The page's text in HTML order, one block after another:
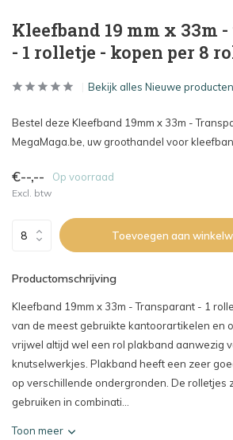
Kleefband 19 mm x 33m
- 1 rolletje - kopen per 8
Bekijk alles Nieuwe producten
Bestel deze Kleefband 19mm x 33m -
MegaMaga.be, uw groothandel voor
€--,-- Op voorraad
Excl. btw
Toevoegen aan
Productomschrijving
Kleefband 19mm x 33m - Transparant - 1
van de meest gebruikte kantoorartikelen en
vrijwel altijd wel een rol plakband aanwezig
knutselwerkjes. Plakband heeft een zeer
op verschillende ondergronden. De rolletjes
gebruiken in combinati...
Toon meer